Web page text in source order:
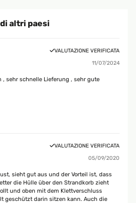
altri paesi
VALUTAZIONE VERIFICATA
11/07/2024
, sehr schnelle Lieferung , sehr gute
VALUTAZIONE VERIFICATA
05/09/2020
sieht gut aus und der Vorteil ist, dass
die Hülle über den Strandkorb zieht
und oben mit dem Klettverschluss
geschützt darin sitzen kann. Auch die